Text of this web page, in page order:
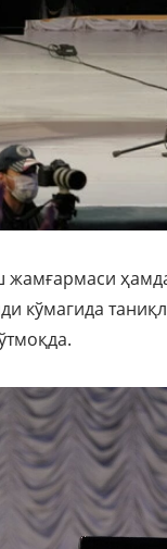
жамғармаси
кўмагида